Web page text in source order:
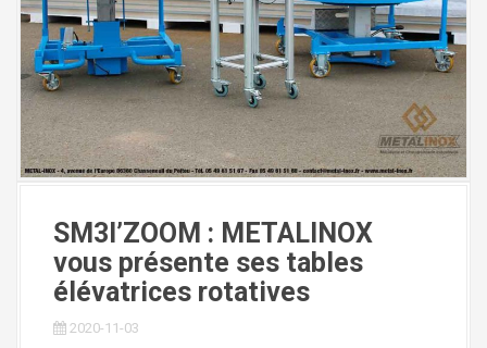
SM3I’ZOOM : METALINOX
vous présente ses tables
élévatrices rotatives
2020-11-03